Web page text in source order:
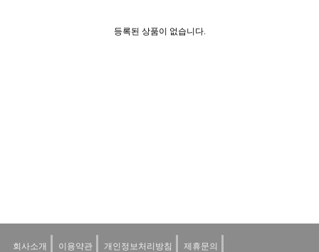
등록된 상품이 없습니다.
회사소개 이용약관 개인정보처리방침 제휴문의